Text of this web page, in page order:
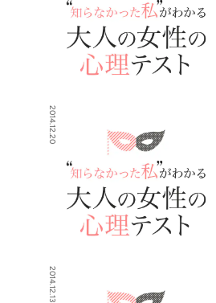
2014.12.20
2014.12.13